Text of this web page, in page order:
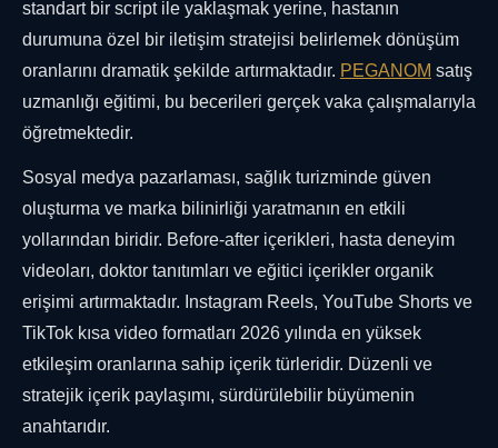
standart bir script ile yaklaşmak yerine, hastanın
durumuna özel bir iletişim stratejisi belirlemek dönüşüm
oranlarını dramatik şekilde artırmaktadır. PEGANOM satış
uzmanlığı eğitimi, bu becerileri gerçek vaka çalışmalarıyla
öğretmektedir.
Sosyal medya pazarlaması, sağlık turizminde güven
oluşturma ve marka bilinirliği yaratmanın en etkili
yollarından biridir. Before-after içerikleri, hasta deneyim
videoları, doktor tanıtımları ve eğitici içerikler organik
erişimi artırmaktadır. Instagram Reels, YouTube Shorts ve
TikTok kısa video formatları 2026 yılında en yüksek
etkileşim oranlarına sahip içerik türleridir. Düzenli ve
stratejik içerik paylaşımı, sürdürülebilir büyümenin
anahtarıdır.